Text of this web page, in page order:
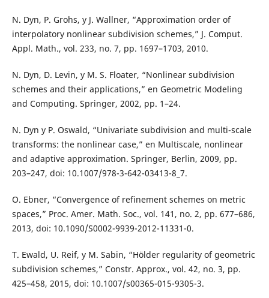
N. Dyn, P. Grohs, y J. Wallner, “Approximation order of
interpolatory nonlinear subdivision schemes,” J. Comput.
Appl. Math., vol. 233, no. 7, pp. 1697–1703, 2010.
N. Dyn, D. Levin, y M. S. Floater, “Nonlinear subdivision
schemes and their applications,” en Geometric Modeling
and Computing. Springer, 2002, pp. 1–24.
N. Dyn y P. Oswald, “Univariate subdivision and multi-scale
transforms: the nonlinear case,” en Multiscale, nonlinear
and adaptive approximation. Springer, Berlin, 2009, pp.
203–247, doi: 10.1007/978-3-642-03413-8_7.
O. Ebner, “Convergence of refinement schemes on metric
spaces,” Proc. Amer. Math. Soc., vol. 141, no. 2, pp. 677–686,
2013, doi: 10.1090/S0002-9939-2012-11331-0.
T. Ewald, U. Reif, y M. Sabin, “Hölder regularity of geometric
subdivision schemes,” Constr. Approx., vol. 42, no. 3, pp.
425–458, 2015, doi: 10.1007/s00365-015-9305-3.